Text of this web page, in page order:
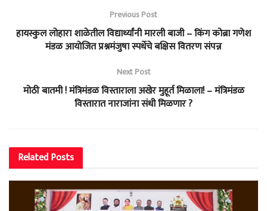
Previous Post
हायस्कुल लोहारा शाळेतील विद्यार्थ्यांनी मारली बाजी – किंग कोब्रा गणेश
मंडळ आयोजित प्रश्नमंजुषा स्पर्धेचे बक्षिस वितरण संपन्न
Next Post
मोठी बातमी ! मंत्रिमंडळ विस्ताराला अखेर मुहूर्त मिळाला! – मंत्रिमंडळ
विस्तारात नाराजांना संधी मिळणार ?
RelatedPosts